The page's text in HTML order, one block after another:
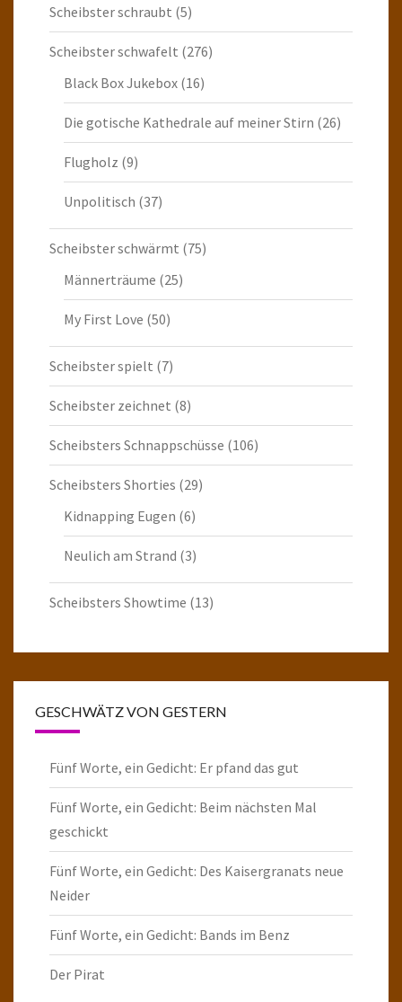
Scheibster schraubt (5)
Scheibster schwafelt (276)
Black Box Jukebox (16)
Die gotische Kathedrale auf meiner Stirn (26)
Flugholz (9)
Unpolitisch (37)
Scheibster schwärmt (75)
Männerträume (25)
My First Love (50)
Scheibster spielt (7)
Scheibster zeichnet (8)
Scheibsters Schnappschüsse (106)
Scheibsters Shorties (29)
Kidnapping Eugen (6)
Neulich am Strand (3)
Scheibsters Showtime (13)
GESCHWÄTZ VON GESTERN
Fünf Worte, ein Gedicht: Er pfand das gut
Fünf Worte, ein Gedicht: Beim nächsten Mal
geschickt
Fünf Worte, ein Gedicht: Des Kaisergranats neue
Neider
Fünf Worte, ein Gedicht: Bands im Benz
Der Pirat